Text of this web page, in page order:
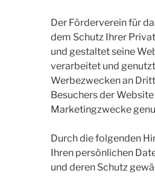
Der Förderverein für
dem Schutz Ihrer
und gestaltet seine
verarbeitet und
Werbezwecken an
Besuchers der
Marketingzwecke
Durch die folgenden
Ihren persönlichen
und deren Schutz